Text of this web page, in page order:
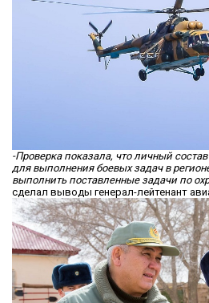
-Проверка показала, что личный
для выполнения боевых задач в
выполнить поставленные задачи по
сделал выводы генерал-лейтенант